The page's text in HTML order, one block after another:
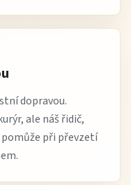
dopravou.
ale náš řidič,
pomůže při převzetí